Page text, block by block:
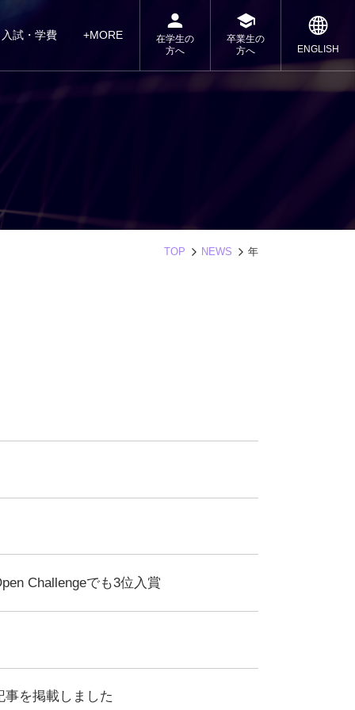
入試・学費 +MORE
在学生の
方へ
卒業生の
方へ
ENGLISH
TOP NEWS 年
Challengeでも3位入賞
を掲載しました